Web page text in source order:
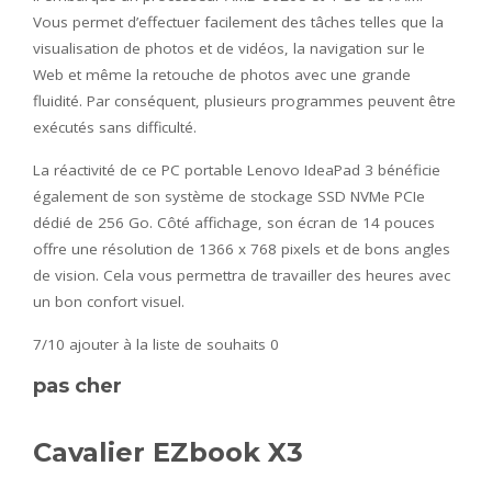
Vous permet d’effectuer facilement des tâches telles que la
visualisation de photos et de vidéos, la navigation sur le
Web et même la retouche de photos avec une grande
fluidité. Par conséquent, plusieurs programmes peuvent être
exécutés sans difficulté.
La réactivité de ce PC portable Lenovo IdeaPad 3 bénéficie
également de son système de stockage SSD NVMe PCIe
dédié de 256 Go. Côté affichage, son écran de 14 pouces
offre une résolution de 1366 x 768 pixels et de bons angles
de vision. Cela vous permettra de travailler des heures avec
un bon confort visuel.
7/10 ajouter à la liste de souhaits 0
pas cher
Cavalier EZbook X3